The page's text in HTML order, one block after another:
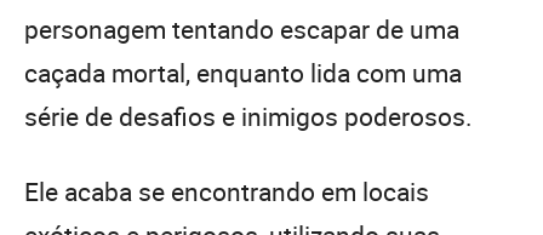
personagem tentando escapar de uma
caçada mortal, enquanto lida com uma
série de desafios e inimigos poderosos.
Ele acaba se encontrando em locais